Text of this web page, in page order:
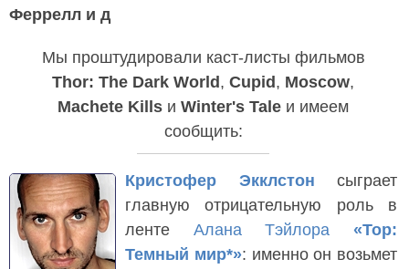
Феррелл и д
Мы проштудировали каст-листы фильмов
Thor: The Dark World , Cupid , Moscow,
Machete Kills и Winter's Tale и имеем
сообщить:
Кристофер Экклстон сыграет
главную отрицательную роль в
ленте Алана Тэйлора
«Тор:
Темный мир*»: именно он возьмет